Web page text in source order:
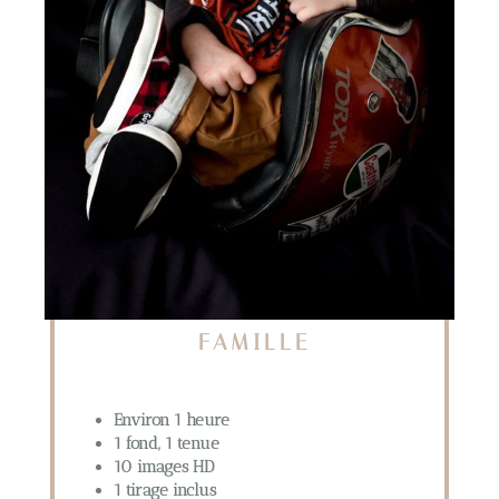
FAMILLE
Environ 1 heure
1 fond, 1 tenue
10 images HD
1 tirage inclus